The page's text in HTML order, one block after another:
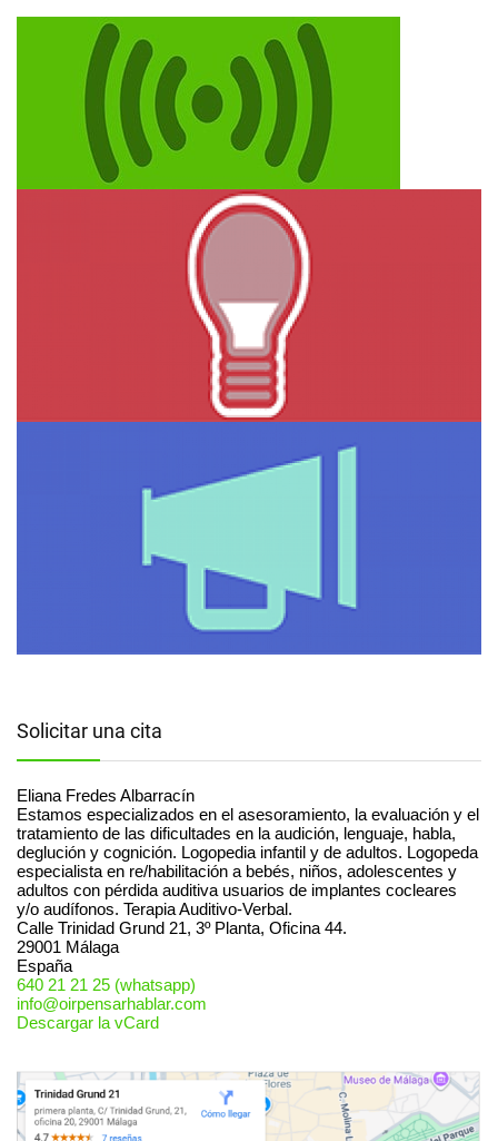
Solicitar una cita
Eliana Fredes Albarracín
Estamos especializados en el asesoramiento, la evaluación y el
tratamiento de las dificultades en la audición, lenguaje, habla,
deglución y cognición. Logopedia infantil y de adultos. Logopeda
especialista en re/habilitación a bebés, niños, adolescentes y
adultos con pérdida auditiva usuarios de implantes cocleares
y/o audífonos. Terapia Auditivo-Verbal.
Calle Trinidad Grund 21, 3º Planta, Oficina 44.
29001 Málaga
España
640 21 21 25 (whatsapp)
info@oirpensarhablar.com
Descargar la vCard